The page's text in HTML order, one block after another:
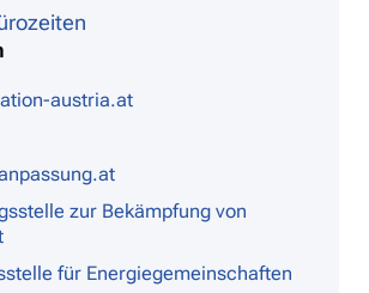
austria.at
zur Bekämpfung von
für Energiegemeinschaften